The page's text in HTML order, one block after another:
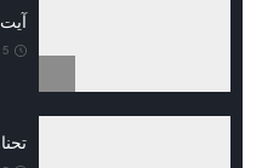
5 يناير 2021